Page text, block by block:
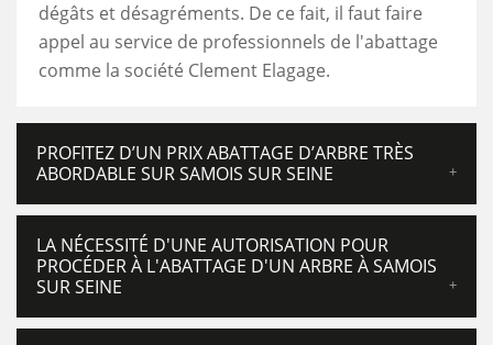
dégâts et désagréments. De ce fait, il faut faire
appel au service de professionnels de l'abattage
comme la société Clement Elagage.
PROFITEZ D’UN PRIX ABATTAGE D’ARBRE TRÈS
ABORDABLE SUR SAMOIS SUR SEINE
LA NÉCESSITÉ D'UNE AUTORISATION POUR
PROCÉDER À L'ABATTAGE D'UN ARBRE À SAMOIS
SUR SEINE